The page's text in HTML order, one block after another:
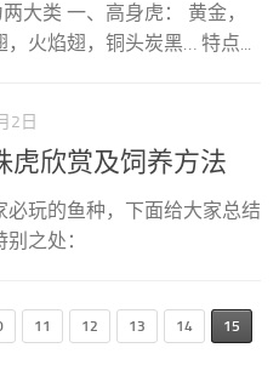
大类 一、高身虎： 黄金，
火焰翅，铜头炭黑… 特点...
2日
虎欣赏及饲养方法
必玩的鱼种，下面给大家总结
之处：
11 12 13 14 15